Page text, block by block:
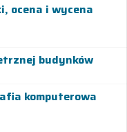
ocena i wycena
budynków
komputerowa